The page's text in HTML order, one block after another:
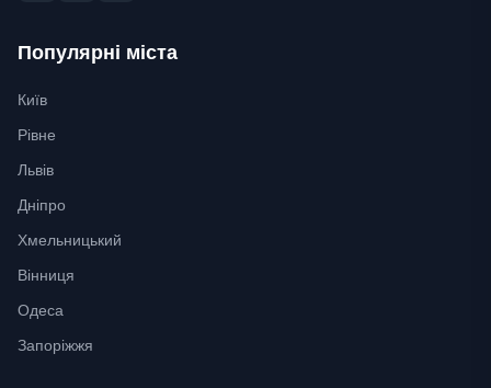
Популярні міста
Київ
Рівне
Львів
Дніпро
Хмельницький
Вінниця
Одеса
Запоріжжя